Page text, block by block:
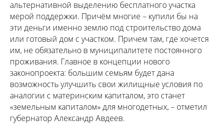
альтернативной выделению бесплатного участка
мерой поддержки. Причём многие – купили бы на
эти деньги именно землю под строительство дома
или готовый дом с участком. Причем там, где хочется
им, не обязательно в муниципалитете постоянного
проживания. Главное в концепции нового
законопроекта: большим семьям будет дана
возможность улучшить свои жилищные условия по
аналогии с материнским капиталом, это станет
«земельным капиталом» для многодетных, – отметил
губернатор Александр Авдеев.